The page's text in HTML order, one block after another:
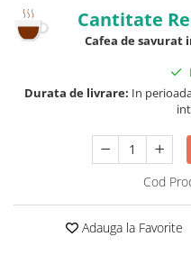
Cantitate
Cafea de savurat
Durata de livrare: In
Cod
Adauga la Favorite